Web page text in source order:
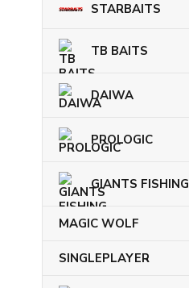
STARBAITS
TB BAITS
DAIWA
PROLOGIC
GIANTS FISHING
MAGIC WOLF
SINGLEPLAYER